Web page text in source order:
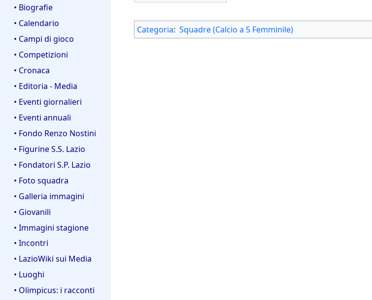
• Biografie
• Calendario
• Campi di gioco
• Competizioni
• Cronaca
• Editoria - Media
• Eventi giornalieri
• Eventi annuali
• Fondo Renzo Nostini
• Figurine S.S. Lazio
• Fondatori S.P. Lazio
• Foto squadra
• Galleria immagini
• Giovanili
• Immagini stagione
• Incontri
• LazioWiki sui Media
• Luoghi
• Olimpicus: i racconti
Categoria: Squadre (Calcio a 5 Femminile)